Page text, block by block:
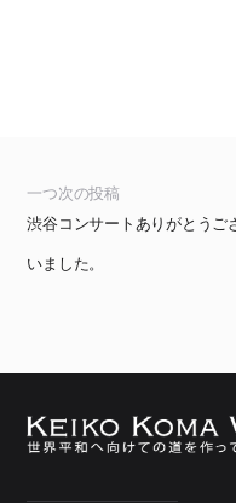
一つ次の投稿
渋谷コンサートありがとうご
いました。